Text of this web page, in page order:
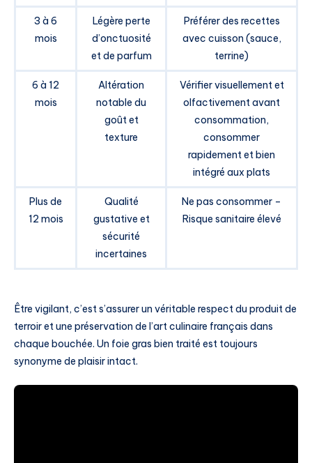
3 à 6
mois
Légère perte
d’onctuosité
et de parfum
Préférer des recettes
avec cuisson (sauce,
terrine)
6 à 12
mois
Altération
notable du
goût et
texture
Vérifier visuellement et
olfactivement avant
consommation,
consommer
rapidement et bien
intégré aux plats
Plus de
12 mois
Qualité
gustative et
sécurité
incertaines
Ne pas consommer –
Risque sanitaire élevé
Être vigilant, c’est s’assurer un véritable respect du produit de
terroir et une préservation de l’art culinaire français dans
chaque bouchée. Un foie gras bien traité est toujours
synonyme de plaisir intact.